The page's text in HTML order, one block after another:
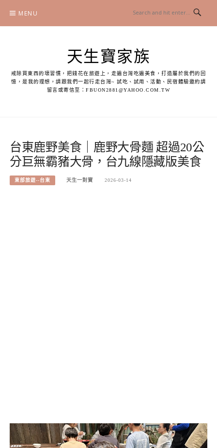
content
MENU
天生寶家族
戒除買東西的壞習慣，把錢花在旅遊上，走遍台灣吃遍美食，打造屬於我們的回
憶，是我的理想，請跟我們一起行走台灣~ 試吃、試用、活動、民宿體驗邀約請
留言或寄信至：FBUON2881@YAHOO.COM.TW
台東鹿野美食｜鹿野大骨麵 超過20公
分巨無霸豬大骨，台九線隱藏版美食
東部旅遊--台東 天生一對寶 2026-03-14